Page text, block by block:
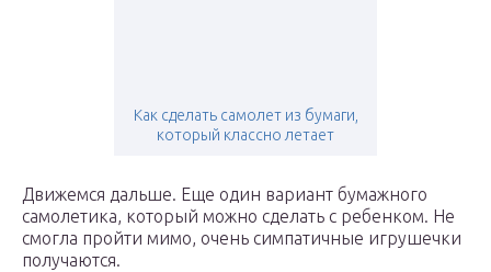
Как сделать самолет из бумаги,
который классно летает
Движемся дальше. Еще один вариант бумажного
самолетика, который можно сделать с ребенком. Не
смогла пройти мимо, очень симпатичные игрушечки
получаются.